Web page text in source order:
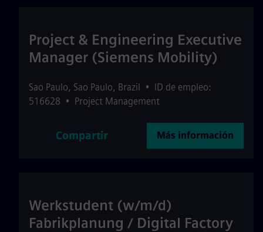
Project & Engineering Executive
Manager (Siemens Mobility)
Sao Paulo, Sao Paulo, Brazil • ID de empleo:
516628 • Project Management
Compartir Más información
Werkstudent (w/m/d)
Fabrikplanung / Digital Factory